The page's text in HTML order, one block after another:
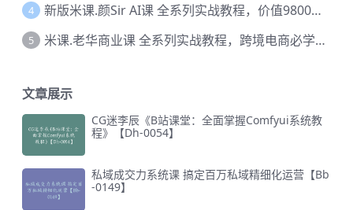
4 新版米课.颜Sir AI课 全系列实战教程，价值9800，跨境首选！【Ag-0052】
5 米课.老华商业课 全系列实战教程，跨境电商必学，价值16900元【Ag-0052】
文章展示
CG迷李辰《B站课堂：全面掌握Comfyui系统教
程》【Dh-0054】
私域成交力系统课 搞定百万私域精细化运营【Bb
-0149】